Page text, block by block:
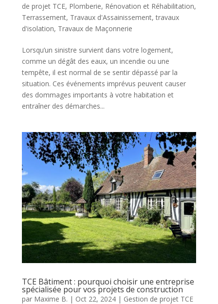
de projet TCE, Plomberie, Rénovation et Réhabilitation,
Terrassement, Travaux d'Assainissement,travaux
d'isolation, Travaux de Maçonnerie
Lorsqu’un sinistre survient dans votre logement,
comme un dégât des eaux, un incendie ou une
tempête, il est normal de se sentir dépassé par la
situation. Ces événements imprévus peuvent causer
des dommages importants à votre habitation et
entraîner des démarches...
TCE Bâtiment : pourquoi choisir une entreprise
spécialisée pour vos projets de construction
par Maxime B. | Oct 22, 2024| Gestion de projet TCE